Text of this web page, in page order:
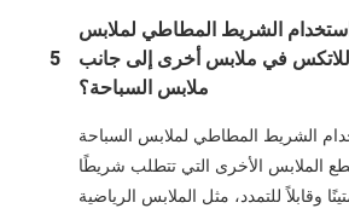
5
الشريط المطاطي لملابس
في ملابس أخرى إلى جانب
ملابس السباحة؟
الشريط المطاطي لملابس السباحة
الملابس الأخرى التي تتطلب شريطًا
وقابلاً للتمدد، مثل الملابس الرياضية